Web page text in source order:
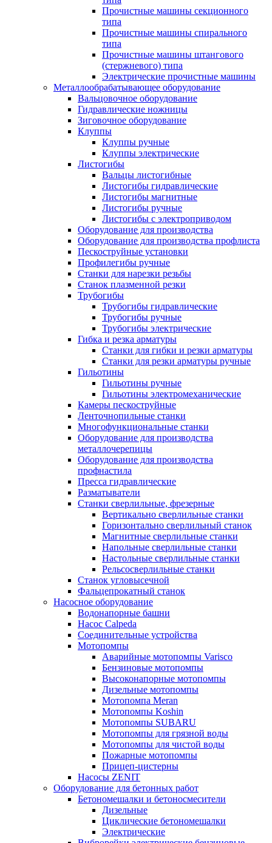
Прочистные машины секционного
типа
Прочистные машины спирального
типа
Прочистные машины штангового
(стержневого) типа
Электрические прочистные машины
Металлообрабатывающее оборудование
Вальцовочное оборудование
Гидравлические ножницы
Зиговочное оборудование
Клуппы
Клуппы ручные
Клуппы электрические
Листогибы
Вальцы листогибные
Листогибы гидравлические
Листогибы магнитные
Листогибы ручные
Листогибы с электроприводом
Оборудование для производства
Оборудование для производства профлиста
Пескоструйные установки
Профилегибы ручные
Станки для нарезки резьбы
Станок плазменной резки
Трубогибы
Трубогибы гидравлические
Трубогибы ручные
Трубогибы электрические
Гибка и резка арматуры
Станки для гибки и резки арматуры
Станки для резки арматуры ручные
Гильотины
Гильотины ручные
Гильотины электромеханические
Камеры пескоструйные
Ленточнопильные станки
Многофункциональные станки
Оборудование для производства
металлочерепицы
Оборудование для производства
профнастила
Пресса гидравлические
Разматыватели
Станки сверлильные, фрезерные
Вертикально сверлильные станки
Горизонтально сверлильный станок
Магнитные сверлильные станки
Напольные сверлильные станки
Настольные сверлильные станки
Рельсосверлильные станки
Станок угловысечной
Фальцепрокатный станок
Насосное оборудование
Водонапорные башни
Насос Calpeda
Соединительные устройства
Мотопомпы
Аварийные мотопомпы Varisco
Бензиновые мотопомпы
Высоконапорные мотопомпы
Дизельные мотопомпы
Мотопомпа Meran
Мотопомпы Koshin
Мотопомпы SUBARU
Мотопомпы для грязной воды
Мотопомпы для чистой воды
Пожарные мотопомпы
Прицеп-цистерны
Насосы ZENIT
Оборудование для бетонных работ
Бетономешалки и бетоносмесители
Дизельные
Циклические бетономешалки
Электрические